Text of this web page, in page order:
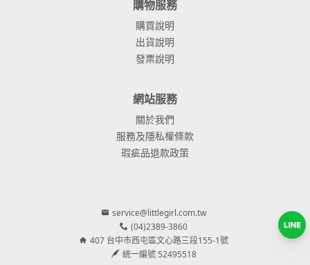
購物服務
購買說明
出貨說明
發票說明
網站服務
關於我們
服務及隱私權條款
瑕疵品退款政策
service@littlegirl.com.tw
(04)2389-3860
407 台中市西屯區文心路三段155-1號
統一編號 52495518